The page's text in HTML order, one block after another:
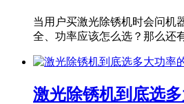
当用户买激光除锈机时会问机
全、功率应该怎么选？那么还
激光除锈机到底选